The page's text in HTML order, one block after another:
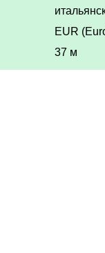
EUR
37 м